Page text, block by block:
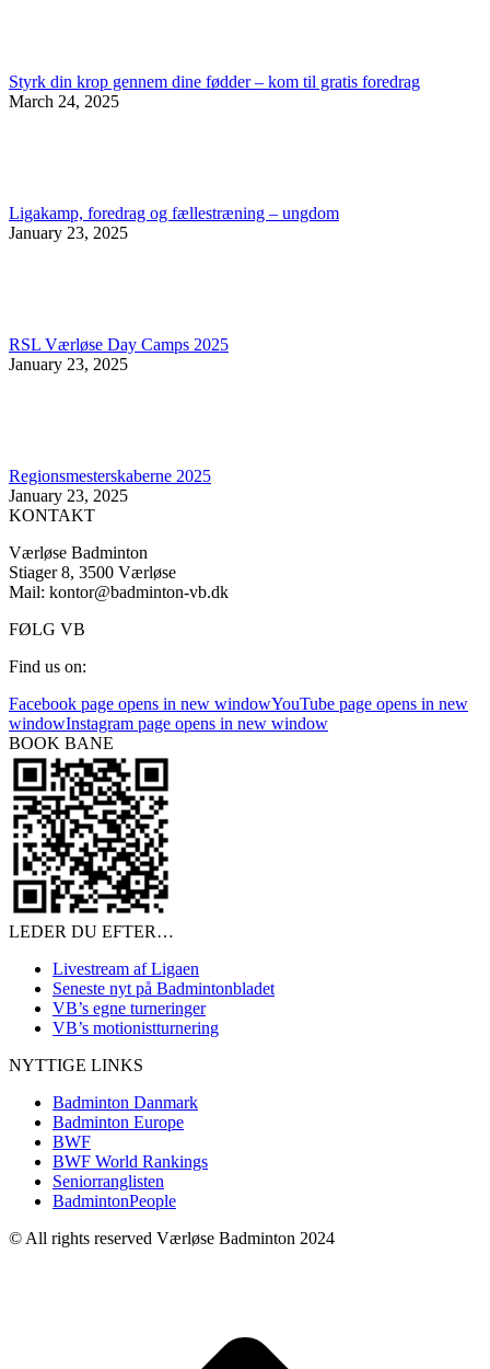
Styrk din krop gennem dine fødder – kom til gratis foredrag
March 24, 2025
Ligakamp, foredrag og fællestræning – ungdom
January 23, 2025
RSL Værløse Day Camps 2025
January 23, 2025
Regionsmesterskaberne 2025
January 23, 2025
KONTAKT
Værløse Badminton
Stiager 8, 3500 Værløse
Mail: kontor@badminton-vb.dk
FØLG VB
Find us on:
Facebook page opens in new windowYouTube page opens in new
windowInstagram page opens in new window
BOOK BANE
LEDER DU EFTER…
Livestream af Ligaen
Seneste nyt på Badmintonbladet
VB’s egne turneringer
VB’s motionistturnering
NYTTIGE LINKS
Badminton Danmark
Badminton Europe
BWF
BWF World Rankings
Seniorranglisten
BadmintonPeople
© All rights reserved Værløse Badminton 2024